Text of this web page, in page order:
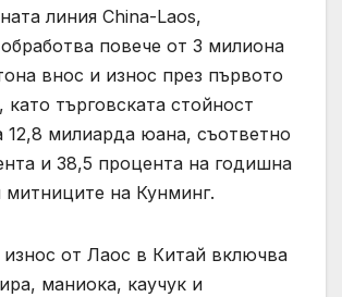
линия China-Laos,
повече от 3 милиона
внос и износ през първото
като търговската стойност
12,8 милиарда юана, съответно
и 38,5 процента на годишна
митниците на Кунминг.
от Лаос в Китай включва
маниока, каучук и